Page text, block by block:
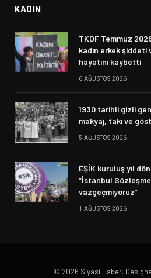
KADIN
TKDF Temmuz
kadın erkek
hayatını kaybetti
6 AĞUSTOS 2026
1930 tarihli gizli
makyaj, takı ve
5 AĞUSTOS 2026
EŞİK kuruluş yıl
“İstanbul
vazgeçmiyoruz”
1 AĞUSTOS 2026
© 2026 Siyasi Haber.